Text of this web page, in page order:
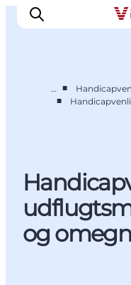
Events
Overnatning
Planlæg din
… ■
■
og omegn